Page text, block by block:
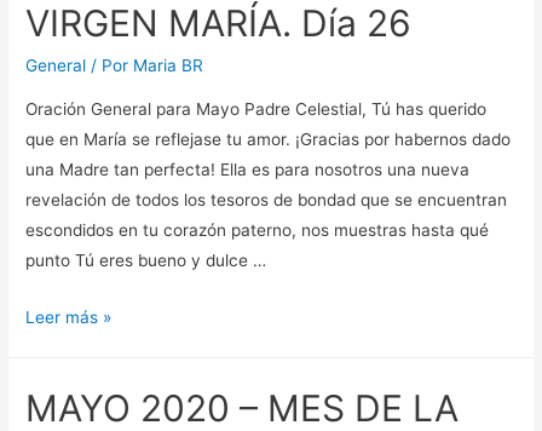
LA
VIRGEN
VIRGEN MARÍA. Día 26
General / Por Maria BR
Oración General para Mayo Padre Celestial, Tú has querido
que en María se reflejase tu amor. ¡Gracias por habernos dado
una Madre tan perfecta! Ella es para nosotros una nueva
revelación de todos los tesoros de bondad que se encuentran
escondidos en tu corazón paterno, nos muestras hasta qué
punto Tú eres bueno y dulce …
MAYO
MES
Leer más »
MAYO 2020 – MES DE LA